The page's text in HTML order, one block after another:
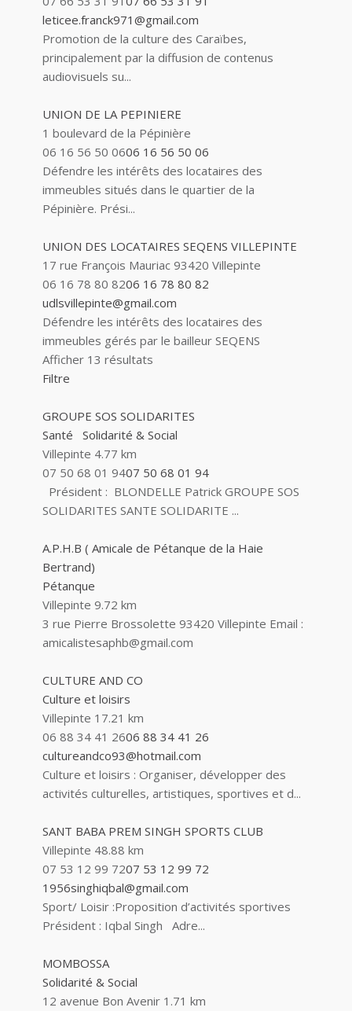
leticee.franck971@gmail.com
Promotion de la culture des Caraïbes,
principalement par la diffusion de contenus
audiovisuels su...
UNION DE LA PEPINIERE
1 boulevard de la Pépinière
06 16 56 50 0606 16 56 50 06
Défendre les intérêts des locataires des
immeubles situés dans le quartier de la
Pépinière. Prési...
UNION DES LOCATAIRES SEQENS VILLEPINTE
17 rue François Mauriac 93420 Villepinte
06 16 78 80 8206 16 78 80 82
udlsvillepinte@gmail.com
Défendre les intérêts des locataires des
immeubles gérés par le bailleur SEQENS
Afficher 13 résultats
Filtre
GROUPE SOS SOLIDARITES
Santé
Solidarité & Social
Villepinte 4.77 km
07 50 68 01 9407 50 68 01 94
Président : BLONDELLE Patrick GROUPE SOS
SOLIDARITES SANTE SOLIDARITE ...
A.P.H.B ( Amicale de Pétanque de la Haie
Bertrand)
Pétanque
Villepinte 9.72 km
3 rue Pierre Brossolette 93420 Villepinte Email :
amicalistesaphb@gmail.com
CULTURE AND CO
Culture et loisirs
Villepinte 17.21 km
06 88 34 41 2606 88 34 41 26
cultureandco93@hotmail.com
Culture et loisirs : Organiser, développer des
activités culturelles, artistiques, sportives et d...
SANT BABA PREM SINGH SPORTS CLUB
Villepinte 48.88 km
07 53 12 99 7207 53 12 99 72
1956singhiqbal@gmail.com
Sport/ Loisir :Proposition d’activités sportives
Président : Iqbal Singh Adre...
MOMBOSSA
Solidarité & Social
12 avenue Bon Avenir 1.71 km